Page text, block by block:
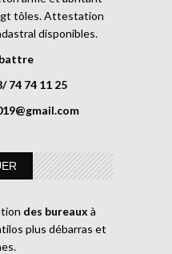
tôles. Attestation
disponibles.
74 74 11 25
des bureaux à
plus débarras et